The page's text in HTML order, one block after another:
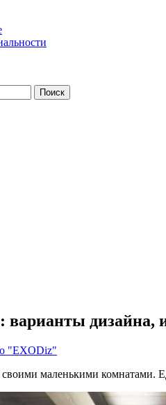
варианты дизайна,
"EXODiz"
маленькими комнатами.